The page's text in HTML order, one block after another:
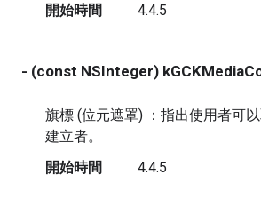
開始時間
4.4.5
- (const NSInteger)
旗標 (位元遮罩) ：指出使用者可
建立者。
開始時間
4.4.5